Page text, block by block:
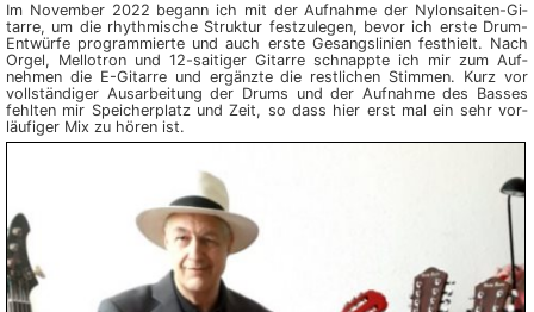
Im November 2022 begann ich mit der Auf­nahme der Nylon­saiten-Gi­
tarre, um die rhyth­mische Struk­tur fest­zu­legen, bevor ich erste Drum-
Entwürfe pro­gram­mierte und auch erste Ge­sangs­linien fest­hielt. Nach
Orgel, Mello­tron und 12-saitiger Gitarre schnappte ich mir zum Auf­
nehmen die E-Gitarre und ergänz­te die rest­lichen Stimmen. Kurz vor
vollständiger Aus­arbei­tung der Drums und der Aufnahme des Basses
fehlten mir Spei­cher­platz und Zeit, so dass hier erst mal ein sehr vor­
läu­figer Mix zu hören ist.